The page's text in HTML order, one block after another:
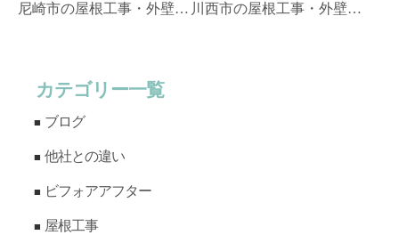
尼崎市の屋根工事・外壁工事・外装リフォームはゼファン！尼崎市内の工事事例もご紹介 川西市の屋根工事・外壁工事・外装リフォームはゼファン！川西市内の工事事例もご紹介
カテゴリー一覧
ブログ
他社との違い
ビフォアアフター
屋根工事